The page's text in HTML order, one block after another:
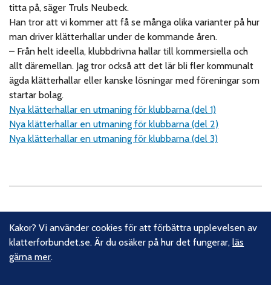
titta på, säger Truls Neubeck.
Han tror att vi kommer att få se många olika varianter på hur
man driver klätterhallar under de kommande åren.
– Från helt ideella, klubbdrivna hallar till kommersiella och
allt däremellan. Jag tror också att det lär bli fler kommunalt
ägda klätterhallar eller kanske lösningar med föreningar som
startar bolag.
Nya klätterhallar en utmaning för klubbarna (del 1)
Nya klätterhallar en utmaning för klubbarna (del 2)
Nya klätterhallar en utmaning för klubbarna (del 3)
Om oss
Svenska Klätterförbundet består av ett 80-tal klubbar och
över 16 000 medlemmar. Vi finns från Trelleborg i söder till
Kakor? Vi använder cookies för att förbättra upplevelsen av
klatterforbundet.se. Är du osäker på hur det fungerar,läs
gärna mer.